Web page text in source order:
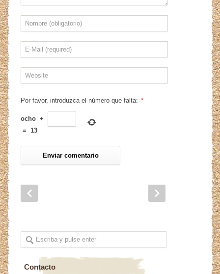
Por favor, introduzca el número que falta: *
ocho +
=
13
Contacto